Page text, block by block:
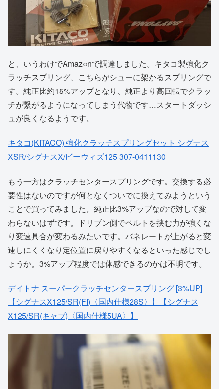
と、いうわけでAmaz○nで調達しました。キタコ製強化ク
ラッチスプリング、こちらがシューに架かるスプリングで
す。純正比約15%アップとなり、純正より高回転でクラッ
チが繋がるようになってしまう代物です…スタートダッシ
ュが良くなるようです。
キタコ(KITACO) 強化クラッチスプリングセット シグナス
XSR/シグナスX/ビーウィズ125 307-0411130
もう一方はクラッチセンタースプリングです。交換する必
要性はないのですが何となくついでに換えてみようという
ことで買ってみました。純正比3%アップなので対して変
わらないはずです。ドリブン側でベルトを挟む力が強くな
り変速具合が変わるみたいです。バネレートが上がると変
速しにくくなり定位置に戻りやすくなるといった感じでし
ょうか。3%アップ程度では体感できるのかは不明です。
デイトナ スーパークラッチセンタースプリング [3%UP]
【シグナスX125/SR(FI)〈国内仕様28S〉】【シグナス
X125/SR(キャブ)〈国内仕様5UA〉】